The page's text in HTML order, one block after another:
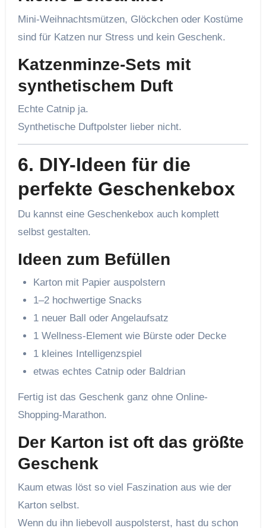
Mini-Weihnachtsmützen, Glöckchen oder Kostüme
sind für Katzen nur Stress und kein Geschenk.
Katzenminze-Sets mit
synthetischem Duft
Echte Catnip ja.
Synthetische Duftpolster lieber nicht.
6. DIY-Ideen für die
perfekte Geschenkebox
Du kannst eine Geschenkebox auch komplett
selbst gestalten.
Ideen zum Befüllen
Karton mit Papier auspolstern
1–2 hochwertige Snacks
1 neuer Ball oder Angelaufsatz
1 Wellness-Element wie Bürste oder Decke
1 kleines Intelligenzspiel
etwas echtes Catnip oder Baldrian
Fertig ist das Geschenk ganz ohne Online-
Shopping-Marathon.
Der Karton ist oft das größte
Geschenk
Kaum etwas löst so viel Faszination aus wie der
Karton selbst.
Wenn du ihn liebevoll auspolsterst, hast du schon